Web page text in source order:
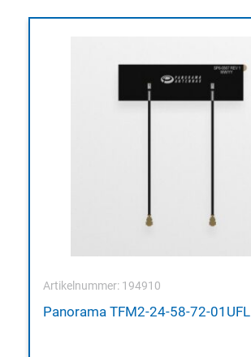
Artikelnummer: 194910
Panorama TFM2-24-58-72-01UFL